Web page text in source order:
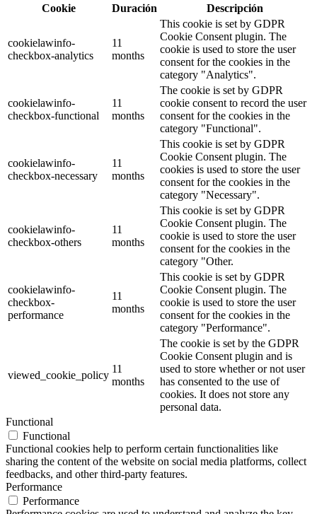
Cookie
Duración Descripción
cookielawinfo-
checkbox-analytics
11
months
This cookie is set by GDPR
Cookie Consent plugin. The
cookie is used to store the user
consent for the cookies in the
category "Analytics".
cookielawinfo-
checkbox-functional
11
months
The cookie is set by GDPR
cookie consent to record the user
consent for the cookies in the
category "Functional".
cookielawinfo-
checkbox-necessary
11
months
This cookie is set by GDPR
Cookie Consent plugin. The
cookies is used to store the user
consent for the cookies in the
category "Necessary".
cookielawinfo-
checkbox-others
11
months
This cookie is set by GDPR
Cookie Consent plugin. The
cookie is used to store the user
consent for the cookies in the
category "Other.
cookielawinfo-
checkbox-
performance
11
months
This cookie is set by GDPR
Cookie Consent plugin. The
cookie is used to store the user
consent for the cookies in the
category "Performance".
viewed_cookie_policy
11
months
The cookie is set by the GDPR
Cookie Consent plugin and is
used to store whether or not user
has consented to the use of
cookies. It does not store any
personal data.
Functional
Functional
Functional cookies help to perform certain functionalities like
sharing the content of the website on social media platforms, collect
feedbacks, and other third-party features.
Performance
Performance